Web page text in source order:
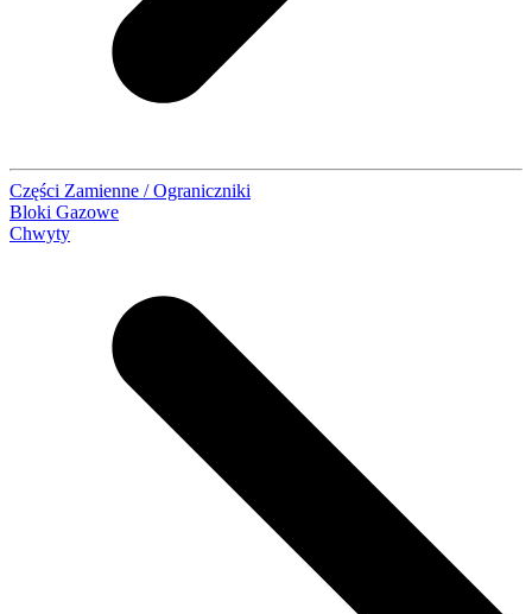
Części Zamienne / Ograniczniki
Bloki Gazowe
Chwyty